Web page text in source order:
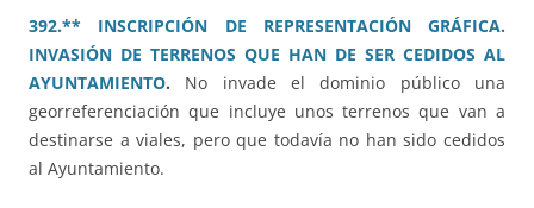
392.** INSCRIPCIÓN DE REPRESENTACIÓN GRÁFICA.
INVASIÓN DE TERRENOS QUE HAN DE SER CEDIDOS AL
AYUNTAMIENTO. No invade el dominio público una
georreferenciación que incluye unos terrenos que van a
destinarse a viales, pero que todavía no han sido cedidos
al Ayuntamiento.